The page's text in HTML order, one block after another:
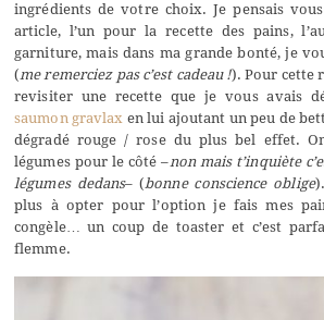
ingrédients de votre choix. Je pensais
article, l’un pour la recette des pains,
garniture, mais dans ma grande bonté, je
(me remerciez pas c’est cadeau !). Pour cette
revisiter une recette que je vous avais
saumon gravlax en lui ajoutant un peu de
dégradé rouge / rose du plus bel effet.
légumes pour le côté –non mais t’inquiète
légumes dedans– (bonne conscience oblige
plus à opter pour l’option je fais mes
congèle… un coup de toaster et c’est
flemme.